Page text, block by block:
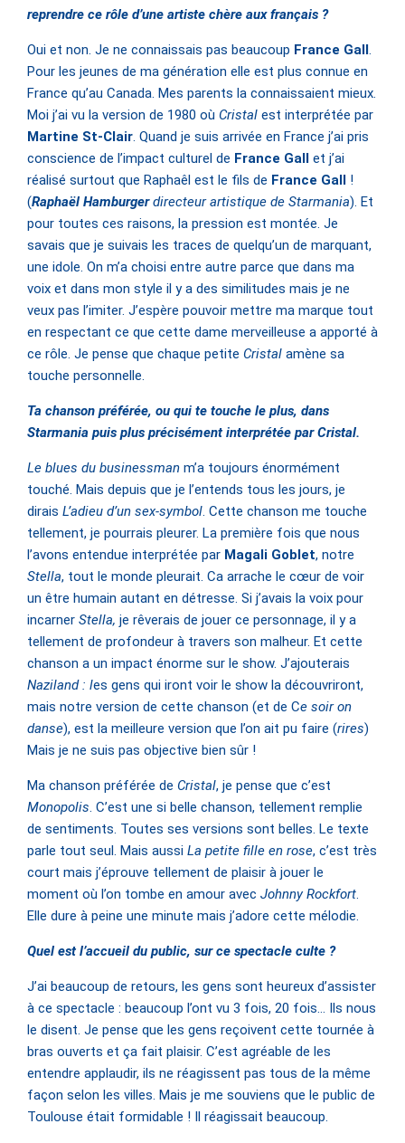
reprendre ce rôle d’une artiste chère aux français ?
Oui et non. Je ne connaissais pas beaucoup France Gall .
Pour les jeunes de ma génération elle est plus connue en
France qu’au Canada. Mes parents la connaissaient mieux.
Moi j’ai vu la version de 1980 où Cristal est interprétée par
Martine St-Clair. Quand je suis arrivée en France j’ai pris
conscience de l’impact culturel de France Gall
et j’ai
réalisé surtout que Raphaêl est le fils de France Gall
!
(Raphaël Hamburgerdirecteur artistique de Starmania). Et
pour toutes ces raisons, la pression est montée. Je
savais que je suivais les traces de quelqu’un de marquant,
une idole. On m’a choisi entre autre parce que dans ma
voix et dans mon style il y a des similitudes mais je ne
veux pas l’imiter. J’espère pouvoir mettre ma marque tout
en respectant ce que cette dame merveilleuse a apporté à
ce rôle. Je pense que chaque petite Cristal amène sa
touche personnelle.
Ta chanson préférée, ou qui te touche le plus, dans
Starmania puis plus précisément interprétée par Cristal.
Le blues du businessman m’a toujours énormément
touché. Mais depuis que je l’entends tous les jours, je
dirais L’adieu d’un sex-symbol. Cette chanson me touche
tellement, je pourrais pleurer. La première fois que nous
l’avons entendue interprétée par Magali Goblet, notre
Stella, tout le monde pleurait. Ca arrache le cœur de voir
un être humain autant en détresse. Si j’avais la voix pour
incarner Stella, je rêverais de jouer ce personnage, il y a
tellement de profondeur à travers son malheur. Et cette
chanson a un impact énorme sur le show. J’ajouterais
Naziland : les gens qui iront voir le show la découvriront,
mais notre version de cette chanson (et de Ce soir on
danse), est la meilleure version que l’on ait pu faire (rires)
Mais je ne suis pas objective bien sûr !
Ma chanson préférée de Cristal, je pense que c’est
Monopolis. C’est une si belle chanson, tellement remplie
de sentiments. Toutes ses versions sont belles. Le texte
parle tout seul. Mais aussi La petite fille en rose, c’est très
court mais j’éprouve tellement de plaisir à jouer le
moment où l’on tombe en amour avec Johnny Rockfort.
Elle dure à peine une minute mais j’adore cette mélodie.
Quel est l’accueil du public, sur ce spectacle culte ?
J’ai beaucoup de retours, les gens sont heureux d’assister
à ce spectacle : beaucoup l’ont vu 3 fois, 20 fois… Ils nous
le disent. Je pense que les gens reçoivent cette tournée à
bras ouverts et ça fait plaisir. C’est agréable de les
entendre applaudir, ils ne réagissent pas tous de la même
façon selon les villes. Mais je me souviens que le public de
Toulouse était formidable ! Il réagissait beaucoup.